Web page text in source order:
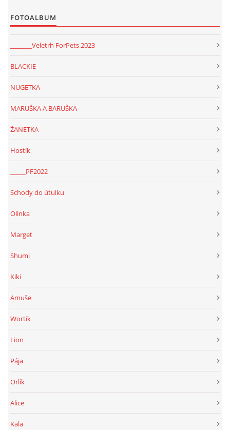
FOTOALBUM
_______Veletrh ForPets 2023
BLACKIE
NUGETKA
MARUŠKA A BARUŠKA
ŽANETKA
Hostík
_____PF2022
Schody do útulku
Olinka
Marget
Shumi
Kiki
Amuše
Wortík
Lion
Pája
Orlík
Alice
Kala